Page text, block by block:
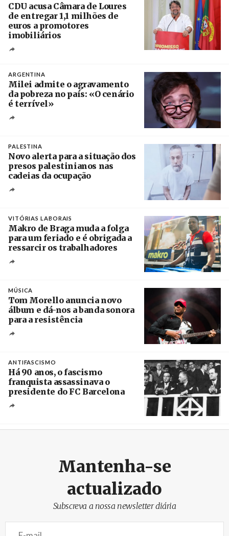
CDU acusa Câmara de Loures
de entregar 1,1 milhões de
euros a promotores
imobiliários
ARGENTINA
Milei admite o agravamento
da pobreza no país: «O cenário
é terrível»
PALESTINA
Novo alerta para a situação dos
presos palestinianos nas
cadeias da ocupação
VITÓRIAS LABORAIS
Makro de Braga muda a folga
para um feriado e é obrigada a
ressarcir os trabalhadores
MÚSICA
Tom Morello anuncia novo
álbum e dá-nos a banda sonora
para a resistência
ANTIFASCISMO
Há 90 anos, o fascismo
franquista assassinava o
presidente do FC Barcelona
Mantenha-se
actualizado
Subscreva a nossa newsletter diária